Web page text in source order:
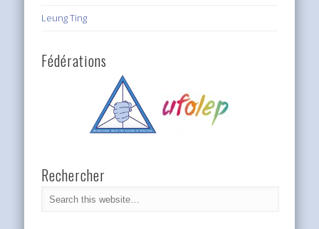
Leung Ting
Fédérations
Rechercher